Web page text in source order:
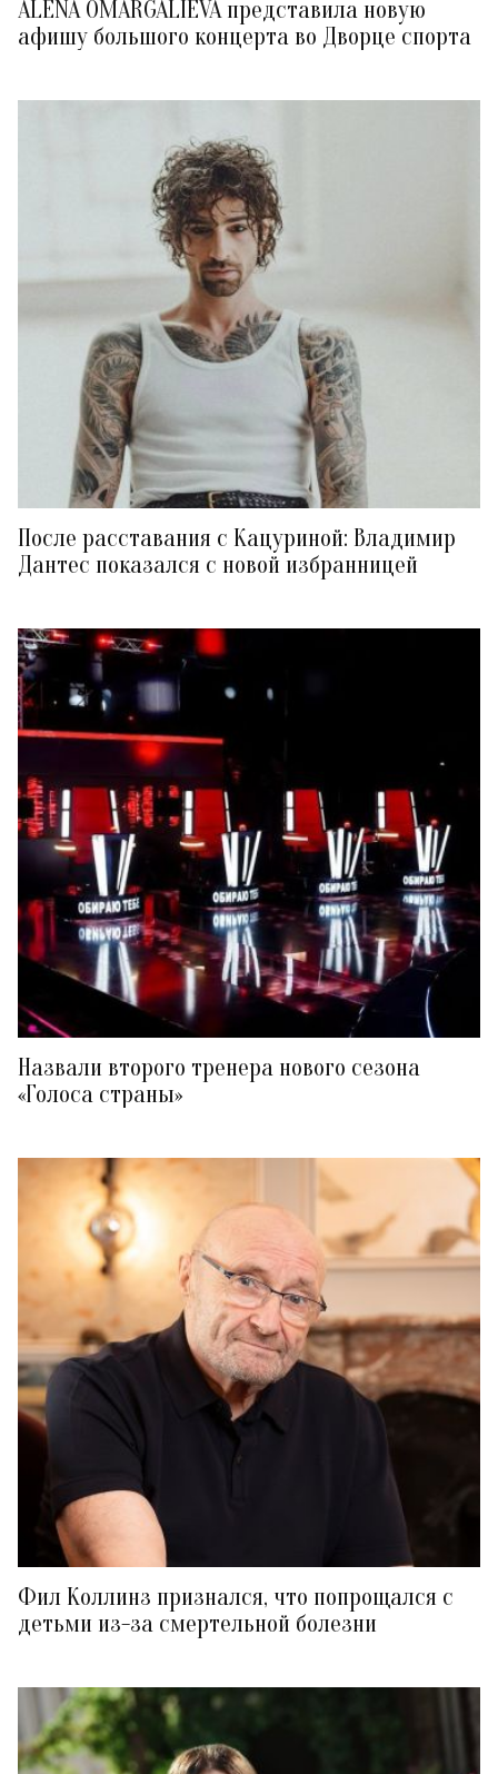
ALENA OMARGALIEVA представила новую
афишу большого концерта во Дворце спорта
После расставания с Кацуриной: Владимир
Дантес показался с новой избранницей
Назвали второго тренера нового сезона
«Голоса страны»
Фил Коллинз признался, что попрощался с
детьми из-за смертельной болезни